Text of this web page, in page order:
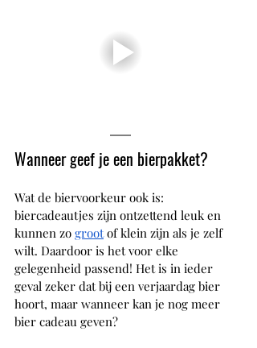
Wanneer geef je een bierpakket?
Wat de biervoorkeur ook is:
biercadeautjes zijn ontzettend leuk en
kunnen zo groot of klein zijn als je zelf
wilt. Daardoor is het voor elke
gelegenheid passend! Het is in ieder
geval zeker dat bij een verjaardag bier
hoort, maar wanneer kan je nog meer
bier cadeau geven?